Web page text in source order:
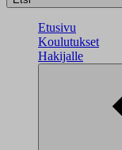
Etusivu
Koulutukset
Hakijalle